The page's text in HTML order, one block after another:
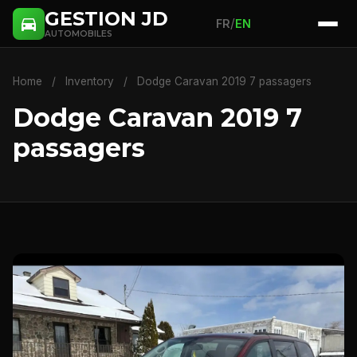
GESTION JD
AUTOMOBILES
FR/EN
Home / Inventory / Dodge Caravan 2019 7 passagers
Dodge Caravan 2019 7
passagers